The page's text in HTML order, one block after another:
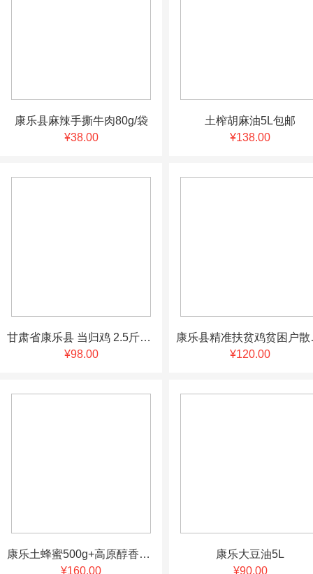
康乐县麻辣手撕牛肉80g/袋
¥38.00
土榨胡麻油5L包邮
¥138.00
甘肃省康乐县 当归鸡 2.5斤以上 真空包装 中草药饲喂 包邮
¥98.00
康乐
¥120.00
康乐土蜂蜜500g+高原醇香枸杞蜜500g{送手提袋}
¥160.00
康乐大豆油5L
¥90.00